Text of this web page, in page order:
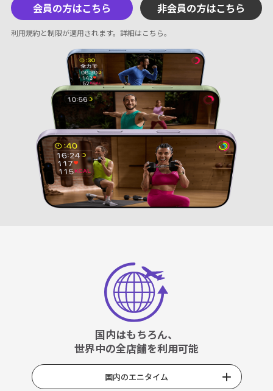
会員の方はこちら 非会員の方はこちら
利用規約と制限が適用されます。 詳細はこちら。
国内はもちろん、
世界中の全店舗を利用可能
国内のエニタイム